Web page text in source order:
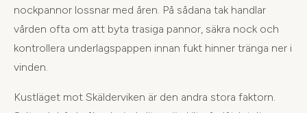
nockpannor lossnar med åren. På sådana tak handlar
vården ofta om att byta trasiga pannor, säkra nock och
kontrollera underlagspappen innan fukt hinner tränga ner i
vinden.
Kustläget mot Skälderviken är den andra stora faktorn.